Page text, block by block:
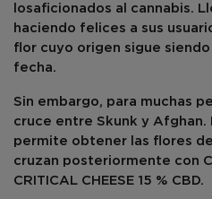
losaficionados al cannabis .
haciendo felices a sus
flor cuyo origen sigue siendo
fecha.
Sin embargo, para muchas
cruce entre Skunk y Afghan
permite obtener las flores
cruzan posteriormente con
CRITICAL CHEESE 15 % CBD.